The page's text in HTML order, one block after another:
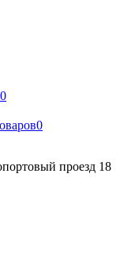
0
0
проезд 18